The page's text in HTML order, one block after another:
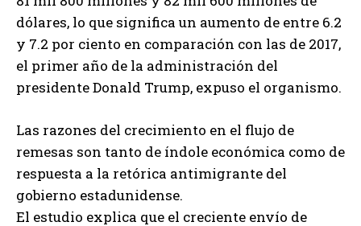
dólares, lo que significa un aumento de entre 6.2
y 7.2 por ciento en comparación con las de 2017,
el primer año de la administración del
presidente Donald Trump, expuso el organismo.
Las razones del crecimiento en el flujo de
remesas son tanto de índole económica como de
respuesta a la retórica antimigrante del
gobierno estadunidense.
El estudio explica que el creciente envío de